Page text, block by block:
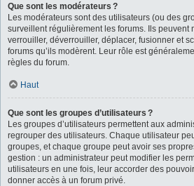
Que sont les modérateurs ?
Les modérateurs sont des utilisateurs (ou des
surveillent régulièrement les forums. Ils peuvent
verrouiller, déverrouiller, déplacer, fusionner et
forums qu’ils modèrent. Leur rôle est
règles du forum.
Haut
Que sont les groupes d’utilisateurs ?
Les groupes d’utilisateurs permettent aux
regrouper des utilisateurs. Chaque utilisateur
groupes, et chaque groupe peut avoir ses
gestion : un administrateur peut modifier les
utilisateurs en une fois, leur accorder des
donner accès à un forum privé.